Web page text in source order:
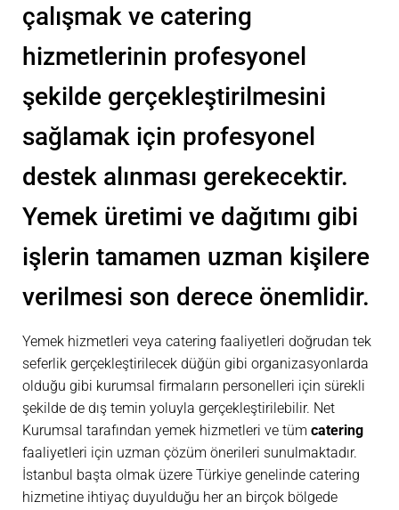
çalışmak ve catering
hizmetlerinin profesyonel
şekilde gerçekleştirilmesini
sağlamak için profesyonel
destek alınması gerekecektir.
Yemek üretimi ve dağıtımı gibi
işlerin tamamen uzman kişilere
verilmesi son derece önemlidir.
Yemek hizmetleri veya catering faaliyetleri doğrudan tek
seferlik gerçekleştirilecek düğün gibi organizasyonlarda
olduğu gibi kurumsal firmaların personelleri için sürekli
şekilde de dış temin yoluyla gerçekleştirilebilir. Net
Kurumsal tarafından yemek hizmetleri ve tüm catering
faaliyetleri için uzman çözüm önerileri sunulmaktadır.
İstanbul başta olmak üzere Türkiye genelinde catering
hizmetine ihtiyaç duyulduğu her an birçok bölgede